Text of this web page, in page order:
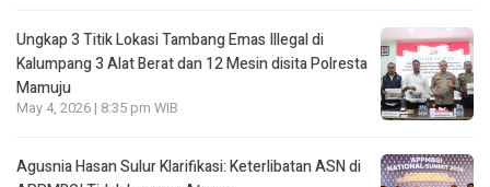
Ungkap 3 Titik Lokasi Tambang Emas Illegal di
Kalumpang 3 Alat Berat dan 12 Mesin disita Polresta
Mamuju
May 4, 2026 | 8:35 pm WIB
Agusnia Hasan Sulur Klarifikasi: Keterlibatan ASN di